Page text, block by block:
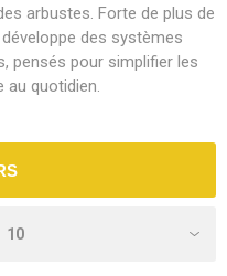
arbustes. Forte de plus de
des systèmes
pensés pour simplifier les
au quotidien.